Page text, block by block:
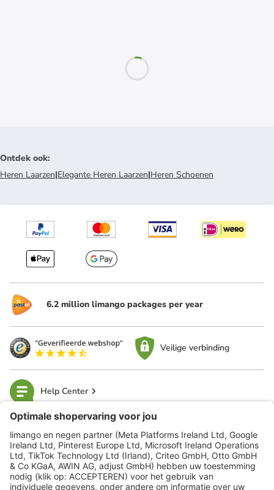
Ontdek ook:
Heren Laarzen|Elegante Heren Laarzen|Heren Schoenen
6.2 million limango packages per year
Veilige verbinding
Help Center
limango
Veilig winkelen